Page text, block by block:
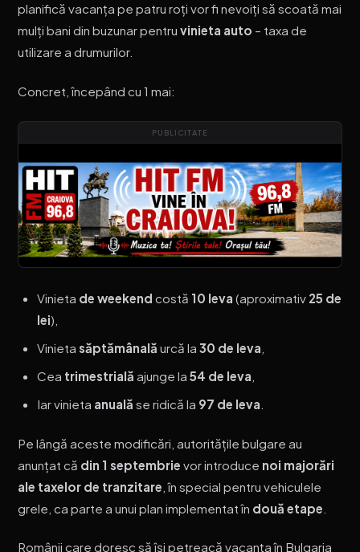
planifică vacanța pe patru roți vor fi nevoiți să scoată mai
mulți bani din buzunar pentruvinieta auto – taxa de
utilizare a drumurilor.
Concret, începând cu 1 mai:
PUBLICITATE
Vinieta de weekend costă 10 leva (aproximativ 25 de
lei),
Vinietasăptămânală urcă la30 de leva
Cea trimestrială ajunge la54 de leva
Iar vinieta anuală se ridică la 97 de leva
Pe lângă aceste modificări, autoritățile bulgare au
anunțat că din 1 septembrie vor introduce noi majorări
ale taxelor de tranzitare , în special pentru vehiculele
grele, ca parte a unui plan implementat în două etape
Românii care doresc să își petreacă vacanța în Bulgaria